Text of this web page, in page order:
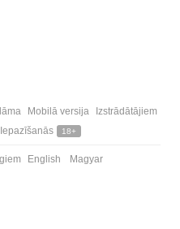
Mobilā versija
Izstrādātājiem
Iepazīšanās 18+
English Magyar